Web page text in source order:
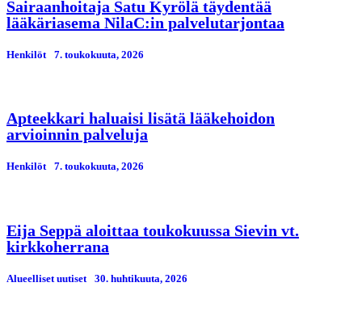
Sairaanhoitaja Satu Kyrölä täydentää
lääkäriasema NilaC:in palvelutarjontaa
Henkilöt 7. toukokuuta, 2026
Apteekkari haluaisi lisätä lääkehoidon
arvioinnin palveluja
Henkilöt 7. toukokuuta, 2026
Eija Seppä aloittaa toukokuussa Sievin vt.
kirkkoherrana
Alueelliset uutiset 30. huhtikuuta, 2026